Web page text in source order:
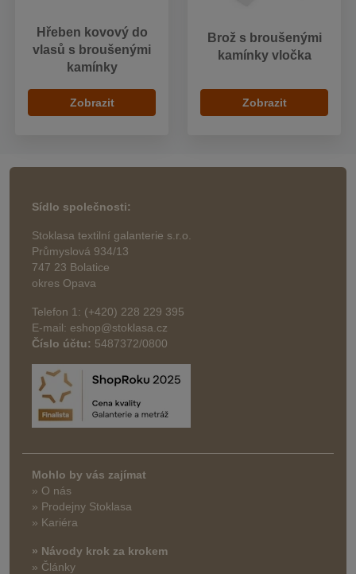
Hřeben kovový do
vlasů s broušenými
kamínky
Zobrazit
Brož s broušenými
kamínky vločka
Zobrazit
Sídlo společnosti:
Stoklasa textilní galanterie s.r.o.
Průmyslová 934/13
747 23 Bolatice
okres Opava
Telefon 1: (+420) 228 229 395
E-mail: eshop@stoklasa.cz
Číslo účtu: 5487372/0800
Mohlo by vás zajímat
» O nás
» Prodejny Stoklasa
» Kariéra
» Návody krok za krokem
» Články